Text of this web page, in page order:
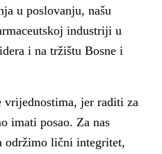
u poslovanju, našu
industriji u
i na tržištu Bosne i
vrijednostima, jer raditi za
imati posao. Za nas
održimo lični integritet,